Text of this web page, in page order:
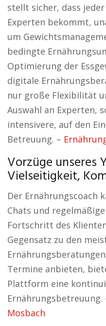
stellt sicher, dass
Experten bekommt,
um
bedingte
Optimierung der
digitale
nur große Flexibilität
Auswahl an Experten,
intensivere, auf den
Betreuung. –
Vorzüge unseres
Vielseitigkeit,
Der Ernährungscoach
Chats und
Fortschritt des
Gegensatz zu den
Termine anbieten,
Plattform eine
Ernährungsbetreuung.
Mosbach